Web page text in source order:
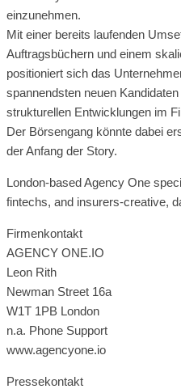
einzunehmen.
Mit einer bereits laufenden
Auftragsbüchern und einem
positioniert sich das
spannendsten neuen
strukturellen Entwicklungen im
Der Börsengang könnte dabei
der Anfang der Story.
London-based Agency One
fintechs, and insurers-creative,
Firmenkontakt
AGENCY ONE.IO
Leon Rith
Newman Street 16a
W1T 1PB London
n.a. Phone Support
www.agencyone.io
Pressekontakt